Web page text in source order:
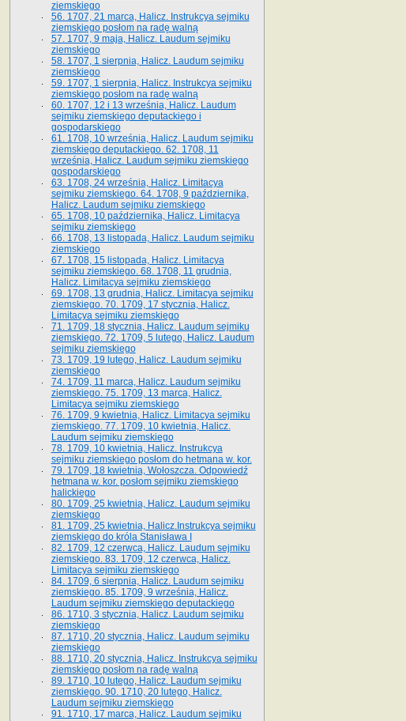
ziemskiego
56. 1707, 21 marca, Halicz. Instrukcya sejmiku
ziemskiego posłom na radę walną
57. 1707, 9 maja, Halicz. Laudum sejmiku
ziemskiego
58. 1707, 1 sierpnia, Halicz. Laudum sejmiku
ziemskiego
59. 1707, 1 sierpnia, Halicz. Instrukcya sejmiku
ziemskiego posłom na radę walną
60. 1707, 12 i 13 września, Halicz. Laudum
sejmiku ziemskiego deputackiego i
gospodarskiego
61. 1708, 10 września, Halicz. Laudum sejmiku
ziemskiego deputackiego. 62. 1708, 11
września, Halicz. Laudum sejmiku ziemskiego
gospodarskiego
63. 1708, 24 września, Halicz. Limitacya
sejmiku ziemskiego. 64. 1708, 9 października,
Halicz. Laudum sejmiku ziemskiego
65­. 1708, 10 października, Halicz. Limitacya
sejmiku ziemskiego
66. 1708, 13 listopada, Halicz. Laudum sejmiku
ziemskiego
67. 1708, 15 listopada, Halicz. Limitacya
sejmiku ziemskiego. 68. 1708, 11 grudnia,
Halicz. Limitacya sejmiku ziemskiego
69. 1708, 13 grudnia, Halicz. Limitacya sejmiku
ziemskiego. 70. 1709, 17 stycznia, Halicz.
Limitacya sejmiku ziemskiego
71. 1709, 18 stycznia, Halicz. Laudum sejmiku
ziemskiego. 72. 1709, 5 lutego, Halicz. Laudum
sejmiku ziemskiego
73. 1709, 19 lutego, Halicz. Laudum sejmiku
ziemskiego
74. 1709, 11 marca, Halicz. Laudum sejmiku
ziemskiego. 75. 1709, 13 marca, Halicz.
Limitacya sejmiku ziemskiego
76. 1709, 9 kwietnia, Halicz. Limitacya sejmiku
ziemskiego. 77. 1709, 10 kwietnia, Halicz.
Laudum sejmiku ziemskiego
78. 1709, 10 kwietnia, Halicz. Instrukcya
sejmiku ziemskiego posłom do hetmana w. kor.
79. 1709, 18 kwietnia, Wołoszcza. Odpowiedź
hetmana w. kor. posłom sejmiku ziemskiego
halickiego
80. 1709, 25 kwietnia, Halicz. Laudum sejmiku
ziemskiego
81. 1709, 25 kwietnia, Halicz.Instrukcya sejmiku
ziemskiego do króla Stanisława I
82. 1709, 12 czerwca, Halicz. Laudum sejmiku
ziemskiego. 83. 1709, 12 czerwca, Halicz.
Limitacya sejmiku ziemskiego
84. 1709, 6 sierpnia, Halicz. Laudum sejmiku
ziemskiego. 85. 1709, 9 września, Halicz.
Laudum sejmiku ziemskiego deputackiego
86. 1710, 3 stycznia, Halicz. Laudum sejmiku
ziemskiego
87. 1710, 20 stycznia, Halicz. Laudum sejmiku
ziemskiego
88. 1710, 20 stycznia, Halicz. Instrukcya sejmiku
ziemskiego posłom na radę walną
89. 1710, 10 lutego, Halicz. Laudum sejmiku
ziemskiego. 90. 1710, 20 lutego, Halicz.
Laudum sejmiku ziemskiego
91. 1710, 17 marca, Halicz. Laudum sejmiku